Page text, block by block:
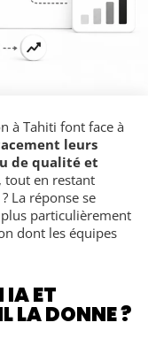
à Tahiti font face à
leurs
de qualité et
, tout en restant
La réponse se
particulièrement
dont les équipes
IA ET
LA DONNE ?